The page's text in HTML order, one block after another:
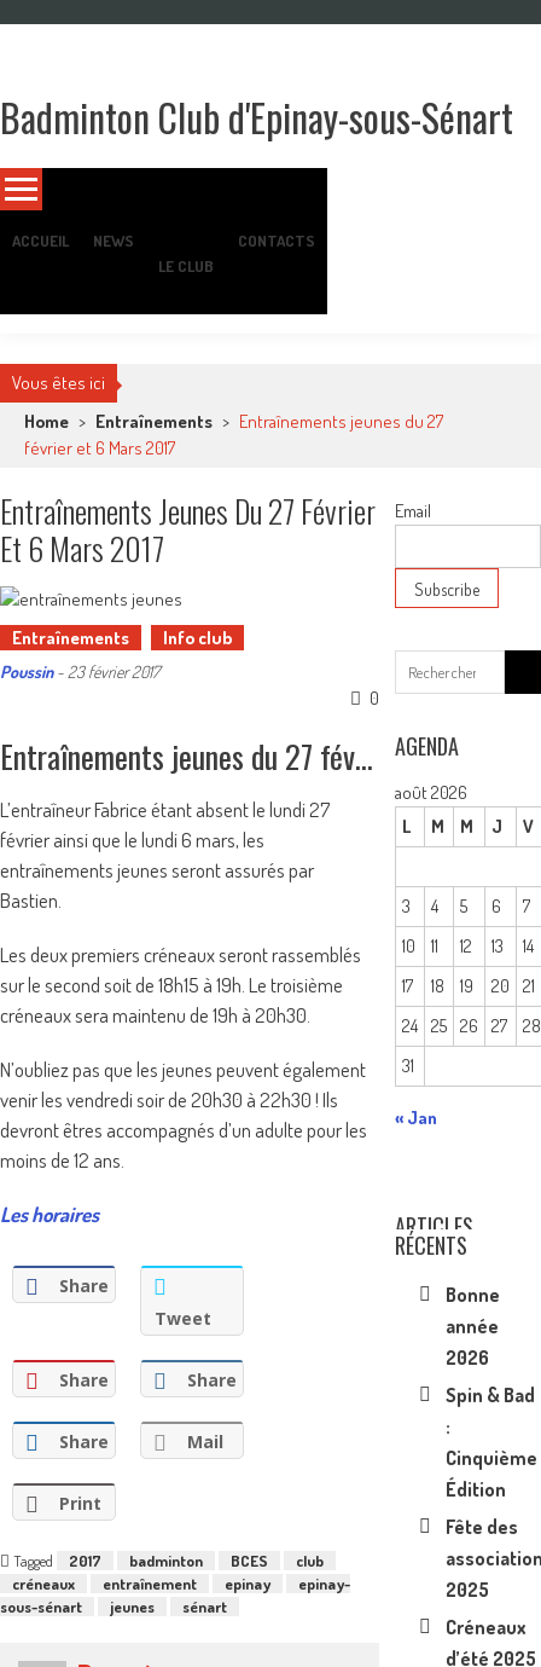
Badminton Club d'Epinay-sous-Sénart
ACCUEIL
NEWS
LE CLUB
CONTACTS
Vous êtes ici
Home > Entraînements > Entraînements jeunes du 27
février et 6 Mars 2017
Entraînements Jeunes Du 27 Février
Et 6 Mars 2017
Entraînements Info club
Poussin -23 février 2017
0
Entraînements jeunes du 27 février et 6 Mars 2017
L’entraîneur Fabrice étant absent le lundi 27
février ainsi que le lundi 6 mars, les
entraînements jeunes seront assurés par
Bastien.
Les deux premiers créneaux seront rassemblés
sur le second soit de 18h15 à 19h. Le troisième
créneaux sera maintenu de 19h à 20h30.
N’oubliez pas que les jeunes peuvent également
venir les vendredi soir de 20h30 à 22h30 ! Ils
devront êtres accompagnés d’un adulte pour les
moins de 12 ans.
Les horaires
Share
Tweet
Share Share
Share Mail
Print
Tagged 2017 badminton BCES
club
créneaux
entraînement epinay
epinay-
sous-sénart
jeunes sénart
Email
for:
AGENDA
août 2026
L
M M J V
3 4 5 6
7
10
11 12 13
14
17
18 19 20
21
24 25 26 27
28
31
« Jan
ARTICLES
RÉCENTS
Bonne
année
2026
Spin & Bad
:
Cinquième
Édition
Fête des
2025
Créneaux
d’été 2025